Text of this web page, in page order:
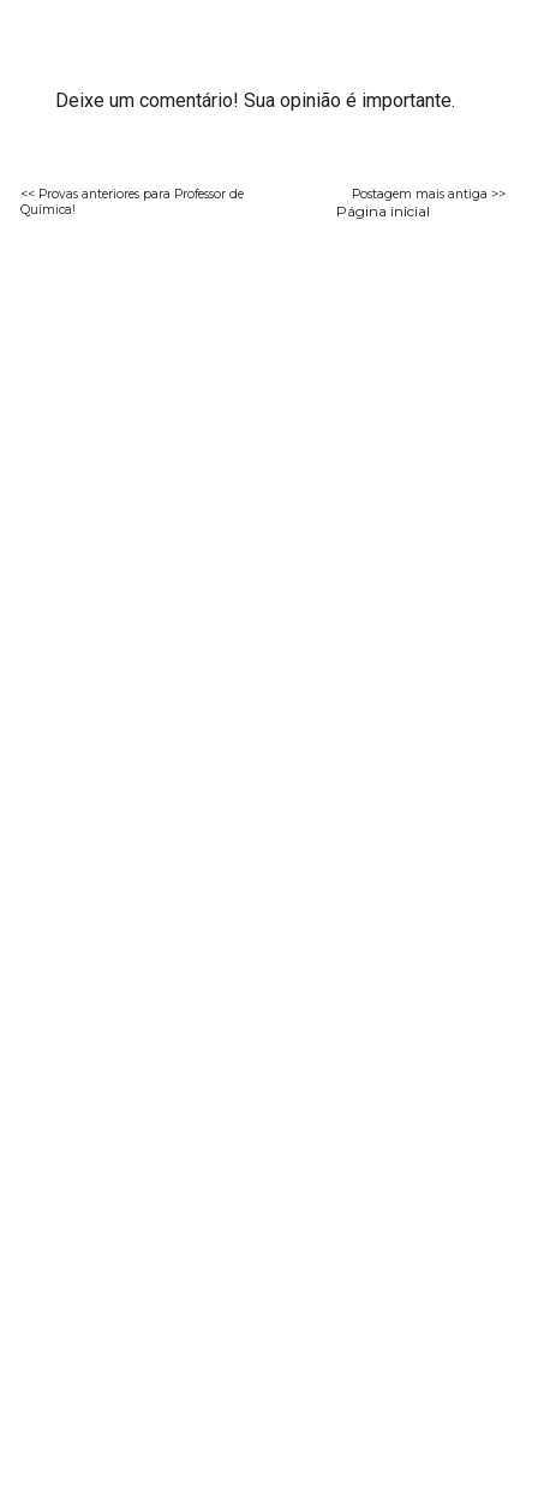
Deixe um comentário! Sua opinião é importante.
<< Provas anteriores para Professor de
Química!
Postagem mais antiga >>
Página inicial